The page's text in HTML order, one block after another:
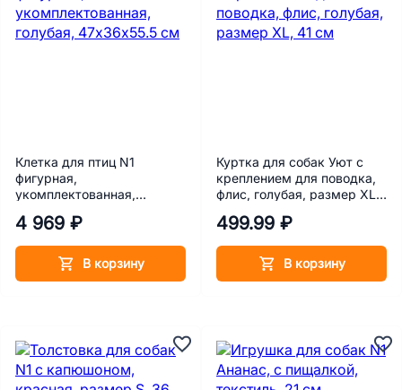
Клетка для птиц N1
фигурная,
укомплектованная,
4 969 ₽
В корзину
Куртка для собак Уют с
креплением для поводка,
флис, голубая, размер XL,
499.99 ₽
В корзину